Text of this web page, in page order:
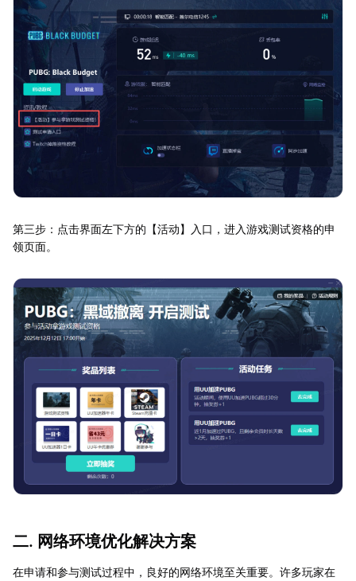
第三步：点击界面左下方的【活动】入口，进入游戏测试资格的申
领页面。
二. 网络环境优化解决方案
在申请和参与测试过程中，良好的网络环境至关重要。许多玩家在